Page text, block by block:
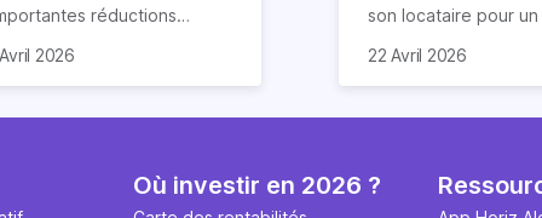
réductions
Elle concerne les
historique destinés à
et quelles
2026
son locataire pour
de nombreuses
Nous vous
sur le contrat de
22 Avril 2026
Où investir en 2026 ?